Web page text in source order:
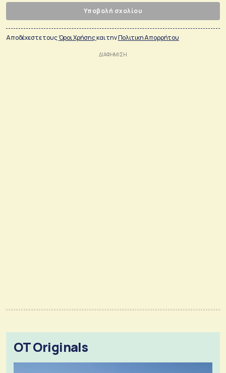
Υποβολή σχολίου
Αποδέχεστε τουςΌροι Χρήσηςκαι τηνΠολιτικη Απορρήτου
OT Originals